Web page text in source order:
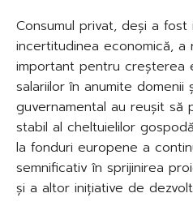
Consumul privat, deși a
incertitudinea economică, a
important pentru creșterea
salariilor în anumite domenii
guvernamental au reușit să
stabil al cheltuielilor
la fonduri europene a
semnificativ în sprijinirea
și a altor inițiative de